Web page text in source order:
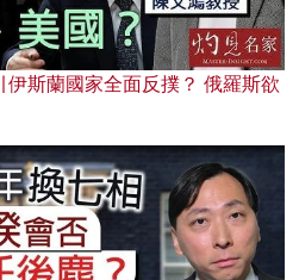
斯蘭國家全面反撲？ 俄羅斯欲